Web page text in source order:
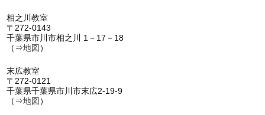
相之川教室
〒272-0143
千葉県市川市相之川 1－17－18
（⇒地図 ）
末広教室
〒272-0121
千葉県千葉県市川市末広2-19-9
（⇒地図 ）